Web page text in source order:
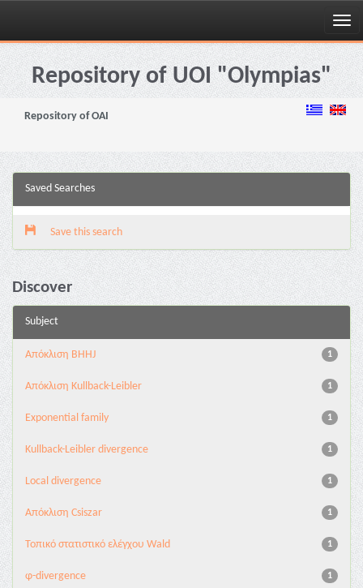
Skip
navigationRepository of UOI "Olympias"
Repository of OAI
Saved Searches
Save this search
Discover
Subject
1
Aπόκλιση BHHJ
1
Aπόκλιση Kullback-Leibler
1
Exponential family
1
Kullback-Leibler divergence
1
Local divergence
1
Απόκλιση Csiszar
1
Τοπικό στατιστικό ελέγχου Wald
1
φ-divergence